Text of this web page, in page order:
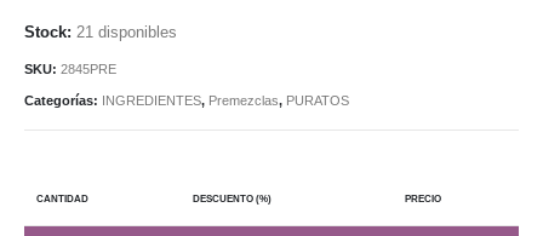
21 disponibles
SKU: 2845PRE
Categorías: INGREDIENTES, Premezclas, PURATOS
CANTIDAD DESCUENTO (%) PRECIO